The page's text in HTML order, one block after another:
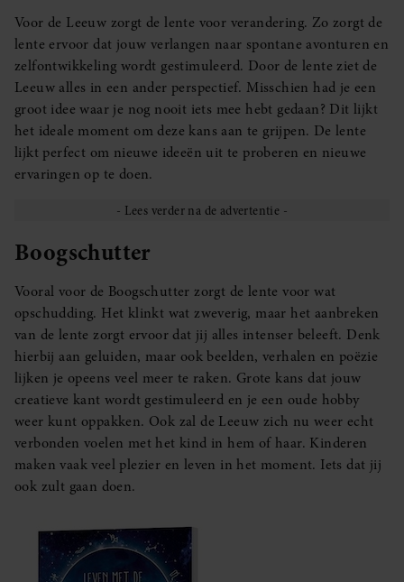
Voor de Leeuw zorgt de lente voor verandering. Zo zorgt de
lente ervoor dat jouw verlangen naar spontane avonturen en
zelfontwikkeling wordt gestimuleerd. Door de lente ziet de
Leeuw alles in een ander perspectief. Misschien had je een
groot idee waar je nog nooit iets mee hebt gedaan? Dit lijkt
het ideale moment om deze kans aan te grijpen. De lente
lijkt perfect om nieuwe ideeën uit te proberen en nieuwe
ervaringen op te doen.
Boogschutter
Vooral voor de Boogschutter zorgt de lente voor wat
opschudding. Het klinkt wat zweverig, maar het aanbreken
van de lente zorgt ervoor dat jij alles intenser beleeft. Denk
hierbij aan geluiden, maar ook beelden, verhalen en poëzie
lijken je opeens veel meer te raken. Grote kans dat jouw
creatieve kant wordt gestimuleerd en je een oude hobby
weer kunt oppakken. Ook zal de Leeuw zich nu weer echt
verbonden voelen met het kind in hem of haar. Kinderen
maken vaak veel plezier en leven in het moment. Iets dat jij
ook zult gaan doen.